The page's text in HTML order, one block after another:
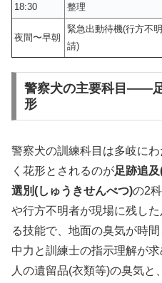
18:30
整理
夜間〜早朝
緊急出動待機(行方不
請)
警察犬の主要科目——
形
警察犬の訓練科目は多岐に
く花形とされるのが足跡追
選別(しゅうきせんべつ)の2
や行方不明者が現場に残し
る技能で、地面の臭気が時
中力と訓練士の指示理解が
人の遺留品(衣類等)の臭気と